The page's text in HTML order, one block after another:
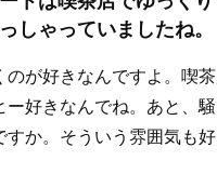
しゃっていましたね。
のが好きなんですよ。喫
ー好きなんでね。あと、
すか。そういう雰囲気も好